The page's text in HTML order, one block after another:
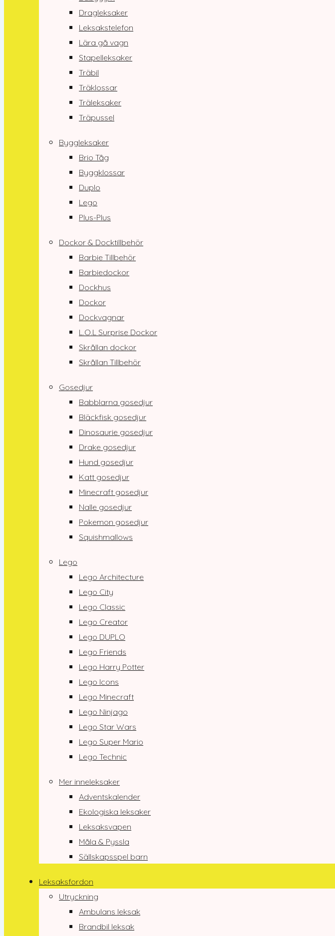
Dragleksaker
Leksakstelefon
Lära gå vagn
Stapelleksaker
Träbil
Träklossar
Träleksaker
Träpussel
Byggleksaker
Brio Tåg
Byggklossar
Duplo
Lego
Plus-Plus
Dockor & Docktillbehör
Barbie Tillbehör
Barbiedockor
Dockhus
Dockor
Dockvagnar
L.O.L Surprise Dockor
Skrållan dockor
Skrållan Tillbehör
Gosedjur
Babblarna gosedjur
Bläckfisk gosedjur
Dinosaurie gosedjur
Drake gosedjur
Hund gosedjur
Katt gosedjur
Minecraft gosedjur
Nalle gosedjur
Pokemon gosedjur
Squishmallows
Lego
Lego Architecture
Lego City
Lego Classic
Lego Creator
Lego DUPLO
Lego Friends
Lego Harry Potter
Lego Icons
Lego Minecraft
Lego Ninjago
Lego Star Wars
Lego Super Mario
Lego Technic
Mer inneleksaker
Adventskalender
Ekologiska leksaker
Leksaksvapen
Måla & Pyssla
Sällskapsspel barn
Leksaksfordon
Utryckning
Ambulans leksak
Brandbil leksak